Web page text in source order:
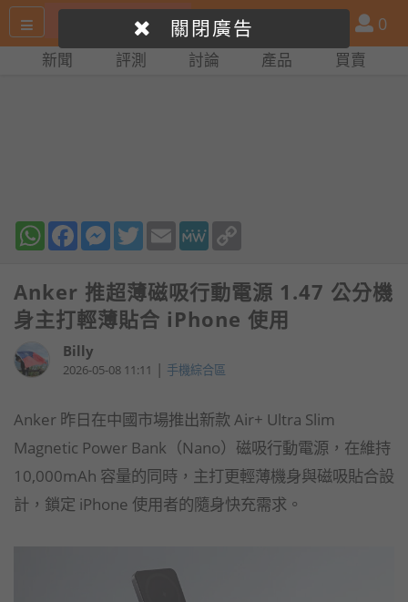
尋
產
品
比
會
員
0
新聞 評測 討論 產品 買賣
WhatsAppFacebookMessenger
TwitterEmail MeWe
Anker 推超薄磁吸行動電源 1.47 公分機
身主打輕薄貼合 iPhone 使用
Billy
2026-05-08 11:11 | 手機綜合區
Anker 昨日在中國市場推出新款 Air+ Ultra Slim
Magnetic Power Bank（Nano）磁吸行動電源，在維持
10,000mAh 容量的同時，主打更輕薄機身與磁吸貼合設
計，鎖定 iPhone 使用者的隨身快充需求。
關閉廣告